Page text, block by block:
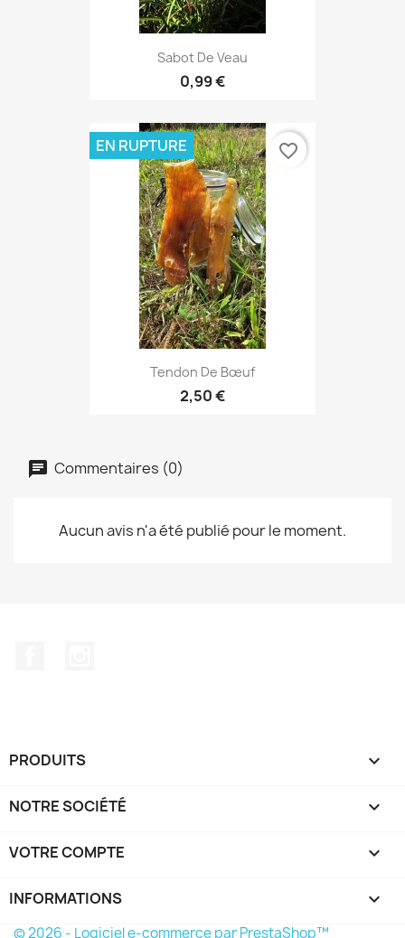
Sabot De Veau
0,99 €
Tendon De Bœuf
2,50 €
EN RUPTURE favorite_border
Commentaires (0)
Aucun avis n'a été publié pour le moment.
PRODUITS 
NOTRE SOCIÉTÉ 
VOTRE COMPTE 
INFORMATIONS keyboard_arrow_down
© 2026 - Logiciel e-commerce par PrestaShop™